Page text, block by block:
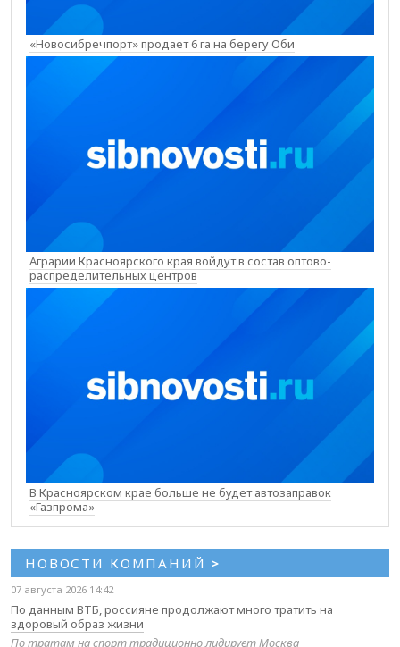
«Новосибречпорт» продает 6 га на берегу Оби
Аграрии Красноярского края войдут в состав оптово-
распределительных центров
В Красноярском крае больше не будет автозаправок
«Газпрома»
НОВОСТИ КОМПАНИЙ >
07 августа 2026 14:42
По данным ВТБ, россияне продолжают много тратить на
здоровый образ жизни
По тратам на спорт традиционно лидирует Москва